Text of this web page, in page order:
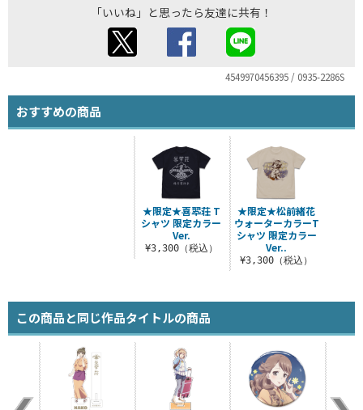
「いいね」と思ったら友達に共有！
4549970456395 / 0935-2286S
おすすめの商品
★限定★喜翆荘 T
シャツ 限定カラー
Ver.
¥3,300（税込）
★限定★松前緒花
ウォーターカラーT
シャツ 限定カラー
Ver..
¥3,300（税込）
この商品と同じ作品タイトルの商品